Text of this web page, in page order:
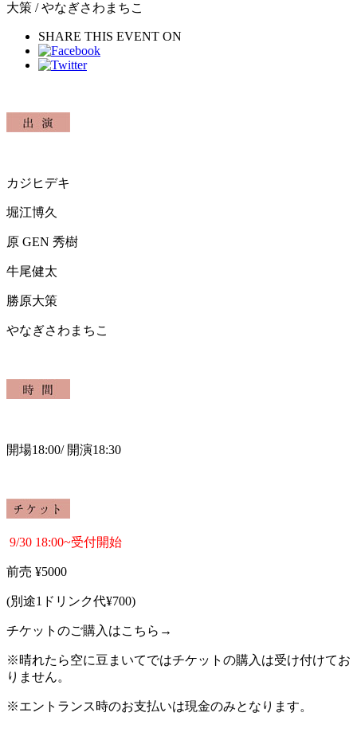
大策 / やなぎさわまちこ
SHARE THIS EVENT ON
カジヒデキ
堀江博久
原 GEN 秀樹
牛尾健太
勝原大策
やなぎさわまちこ
開場18:00/ 開演18:30
9/30 18:00~受付開始
前売 ¥5000
(別途1 ドリンク代¥700)
チケットのご購入はこちら→
※晴れたら空に豆まいてではチケットの購入は受け付けてお
りません。
※エントランス時のお支払いは現金のみとなります。